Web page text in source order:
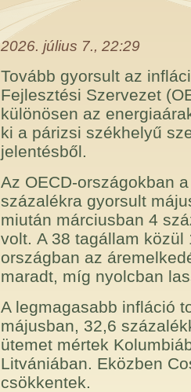
2026. július 7., 22:29
Tovább gyorsult az
Fejlesztési Szervezet
különösen az
ki a párizsi székhelyű
jelentésből.
Az OECD-országokban
százalékra gyorsult
miután márciusban 4
volt. A 38 tagállam
országban az
maradt, míg nyolcban
A legmagasabb infláció
májusban, 32,6
ütemet mértek
Litvániában. Eközben
csökkentek.